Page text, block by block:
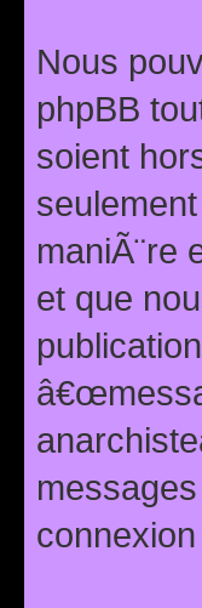
Nous
phpBB
soient
maniÃ¨re
et que